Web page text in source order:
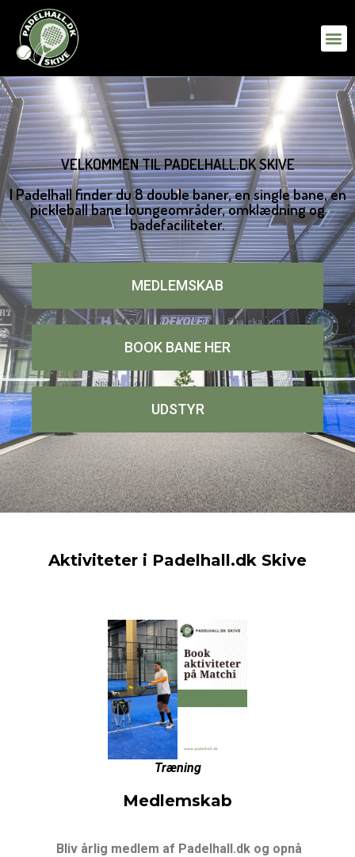
VELKOMMEN TIL PADELHALL.DK SKIVE
I Padelhall finder du 8 double baner, en single bane, en
pickleball bane loungeområder, omklædning og
badefaciliteter.
MEDLEMSKAB
BOOK BANE HER
UDSTYR
Aktiviteter i Padelhall.dk Skive
Træning
Medlemskab
Bliv årlig medlem af Padelhall.dk og opnå